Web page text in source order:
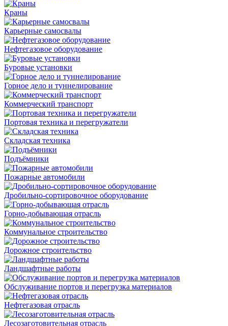
Краны
Карьерные самосвалы
Нефтегазовое оборудование
Буровые установки
Горное дело и туннелирование
Коммерческий транспорт
Портовая техника и перегружатели
Складская техника
Подъёмники
Пожарные автомобили
Дробильно-сортировочное оборудование
Горно-добывающая отрасль
Коммунальное строительство
Дорожное строительство
Ландшафтные работы
Обслуживание портов и перегрузка материалов
Нефтегазовая отрасль
Лесозаготовительная отрасль